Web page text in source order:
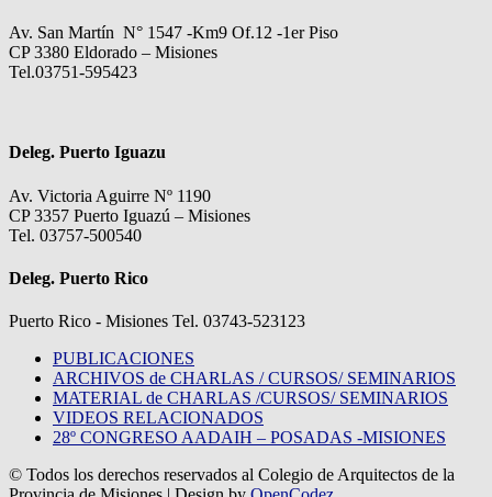
Av. San Martín N° 1547 -Km9 Of.12 -1er Piso
CP 3380 Eldorado – Misiones
Tel.03751-595423
Deleg. Puerto Iguazu
Av. Victoria Aguirre Nº 1190
CP 3357 Puerto Iguazú – Misiones
Tel. 03757-500540
Deleg. Puerto Rico
Puerto Rico - Misiones Tel. 03743-523123
PUBLICACIONES
ARCHIVOS de CHARLAS / CURSOS/ SEMINARIOS
MATERIAL de CHARLAS /CURSOS/ SEMINARIOS
VIDEOS RELACIONADOS
28º CONGRESO AADAIH – POSADAS -MISIONES
© Todos los derechos reservados al Colegio de Arquitectos de la